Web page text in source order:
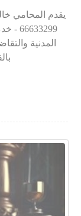
يقدم المحامي
المدنية